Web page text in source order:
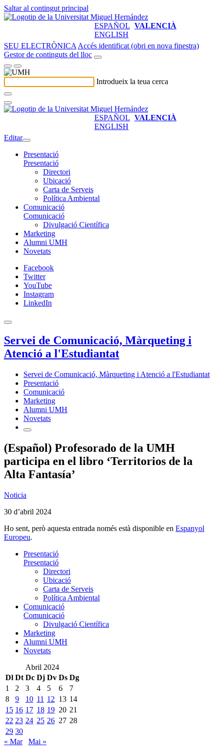
Saltar al contingut principal
ESPAÑOL VALENCIÀ
ENGLISH
SEU ELECTRÒNICA Accés identificat (obri en nova finestra)
Gestor de continguts del lloc
Introdueix la teua cerca
ESPAÑOL VALENCIÀ
ENGLISH
Editar
Presentació
Presentació
Directori
Ubicació
Carta de Serveis
Política Ambiental
Comunicació
Comunicació
Divulgació Científica
Marketing
Alumni UMH
Novetats
Facebook
Twitter
YouTube
Instagram
LinkedIn
Servei de Comunicació, Màrqueting i
Atenció a l'Estudiantat
Servei de Comunicació, Màrqueting i Atenció a l'Estudiantat
Presentació
Comunicació
Marketing
Alumni UMH
Novetats
(Español) Profesorado de la UMH
participa en el libro ‘Territorios de la
Alta Fantasía’
Noticia
30 d’abril 2024
Ho sent, però aquesta entrada només està disponible en Espanyol
Europeu.
Presentació
Presentació
Directori
Ubicació
Carta de Serveis
Política Ambiental
Comunicació
Comunicació
Divulgació Científica
Marketing
Alumni UMH
Novetats
Abril 2024
Dl Dt Dc Dj Dv Ds Dg
1
2 3 4 5 6
7
8
9 10 11 12 13 14
15 16 17 18 19 20 21
22 23 24 25 26 27 28
29 30
« Mar
Mai »